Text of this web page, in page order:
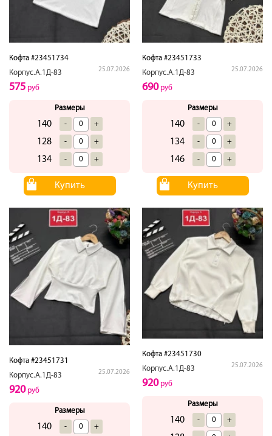
Кофта #23451734
Корпус.А.1Д-83
25.07.2026
575 руб
Размеры
140 - +
128 - +
134 - +
Купить
Кофта #23451733
Корпус.А.1Д-83
25.07.2026
690руб
Размеры
140 - +
134 - +
146 - +
Купить
Кофта #23451731
Корпус.А.1Д-83
25.07.2026
920руб
Размеры
140 - +
Кофта #23451730
Корпус.А.1Д-83
25.07.2026
920руб
Размеры
140 - +